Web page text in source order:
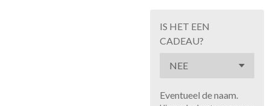
IS HET EEN
CADEAU?
Eventueel de naam.